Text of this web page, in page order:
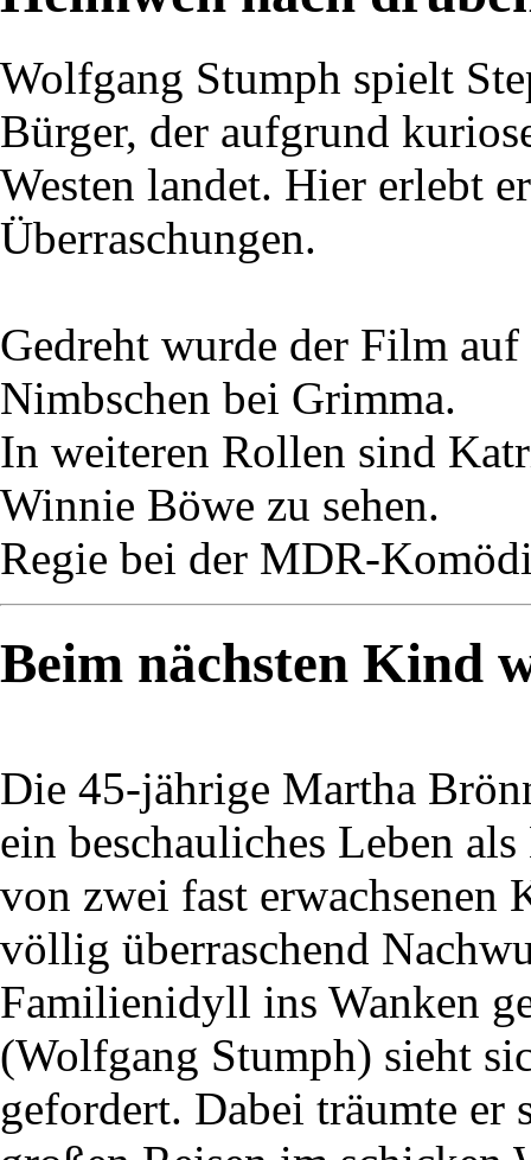
Wolfgang Stumph spielt
Bürger, der aufgrund
Westen landet. Hier erlebt
Überraschungen.
Gedreht wurde der Film
Nimbschen bei Grimma.
In weiteren Rollen sind
Winnie Böwe zu sehen.
Regie bei der MDR-
Beim nächsten Kind
Die 45-jährige Martha
ein beschauliches Leben
von zwei fast erwachsenen
völlig überraschend
Familienidyll ins Wanken
(Wolfgang Stumph) sieht
gefordert. Dabei träumte er